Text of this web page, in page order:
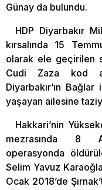
Günay da bulundu.
HDP Diyarbakır
kırsalında 15
olarak ele geçirilen
Cudi Zaza kod
Diyarbakır’ın
yaşayan ailesine
Hakkari’nin
mezrasında 8
operasyonda
Selim Yavuz
Ocak 2018’de